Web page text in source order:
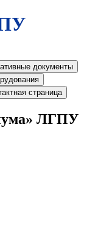
документы
страница
ЛГПУ